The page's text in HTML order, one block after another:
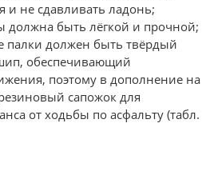
и не сдавливать ладонь;
должна быть лёгкой и прочной;
палки должен быть твёрдый
обеспечивающий
поэтому в дополнение на
сапожок для
от ходьбы по асфальту (табл.